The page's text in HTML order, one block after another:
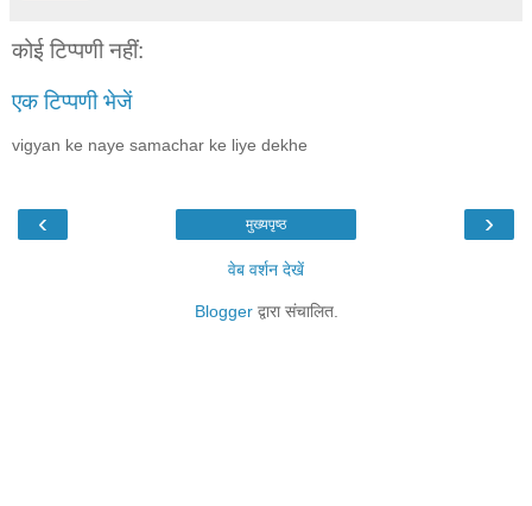
कोई टिप्पणी नहीं:
एक टिप्पणी भेजें
vigyan ke naye samachar ke liye dekhe
‹ ›
मुख्यपृष्ठ
वेब वर्शन देखें
Bloggerद्वारा संचालित.